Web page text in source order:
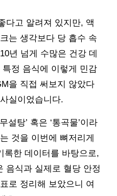
다고 알려져 있지만, 액
는 생각보다 당 흡수 속
년 넘게 수많은 건강 데
정 음식에 이렇게 민감
을 직접 써보지 않았다
실이었습니다.
설탕’ 혹은 ‘통곡물’이라
것을 이번에 뼈저리게
록한 데이터를 바탕으로,
음식과 실제로 혈당 안정
로 정리해 보았으니 여